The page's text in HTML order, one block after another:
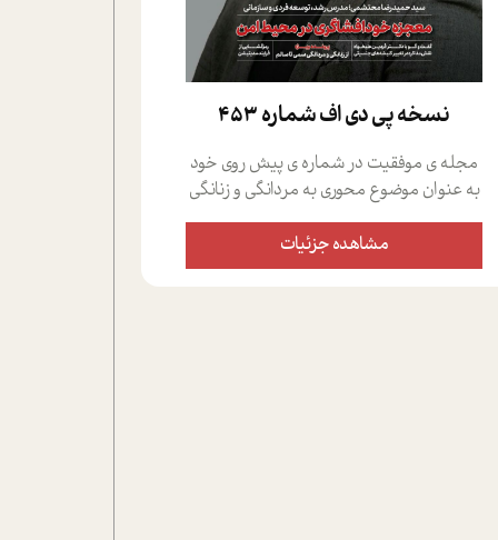
نسخه پي دي اف شماره 453
مجله ی موفقیت در شماره ی پیش روی خود
به عنوان موضوع محوری به مردانگی و زنانگی
سمی پرداخته است؛ علاوه بر این که؛ گفت و
گویی اختصاصی داشته ایم با فردین علیخواه،
جامعه شناس در بخش های مختلف تلاش
مشاهده جزئیات